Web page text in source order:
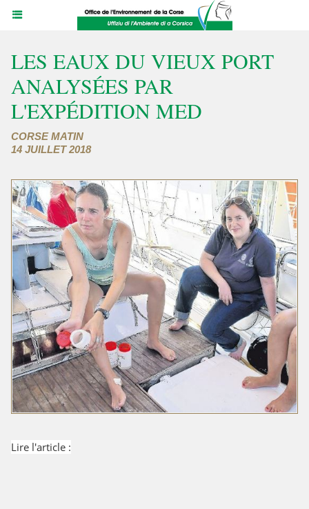
LES EAUX DU VIEUX PORT
ANALYSÉES PAR
L'EXPÉDITION MED
CORSE MATIN
14 JUILLET 2018
Lire l'article :